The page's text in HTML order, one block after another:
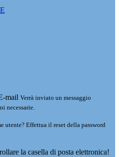
mail Verrà inviato un messaggio
necessarie.
utente? Effettua il reset della password
la casella di posta elettronica!